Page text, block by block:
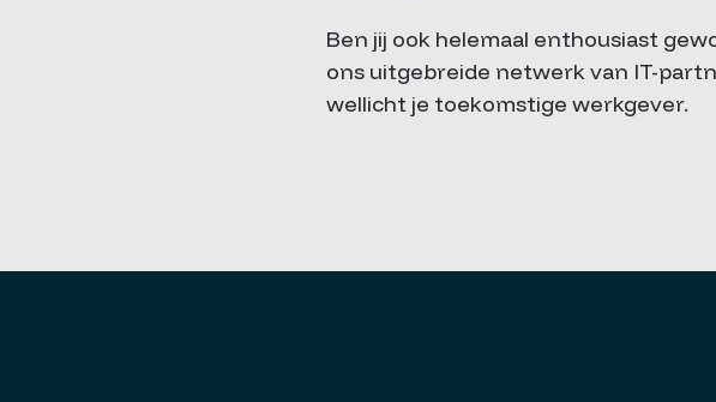
Ben jij ook helemaal enthousiast
ons uitgebreide netwerk van IT-
wellicht je toekomstige werkgever.